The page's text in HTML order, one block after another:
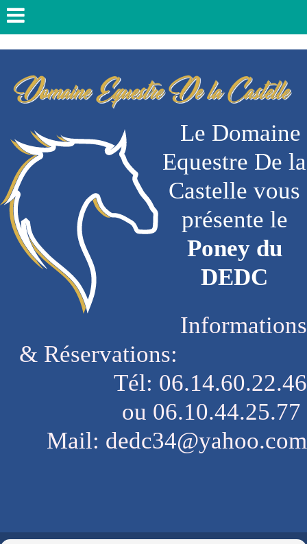
Le Domaine
Equestre De la
Castelle vous
présente le
Poney du
DEDC
Informations
& Réservations:
Tél: 06.14.60.22.46
ou 06.10.44.25.77
Mail: dedc34@yahoo.com